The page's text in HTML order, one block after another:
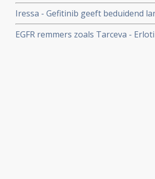
Iressa - Gefitinib geeft beduidend
patienten met niet-klein-cellige
geplaatst 5 januari 2010
EGFR remmers zoals Tarceva -